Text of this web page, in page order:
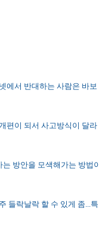
에서 반대하는 사람은 바보
편이 되서 사고방식이 달라
방안을 모색해가는 방법
들락날락 할 수 있게 좀...특